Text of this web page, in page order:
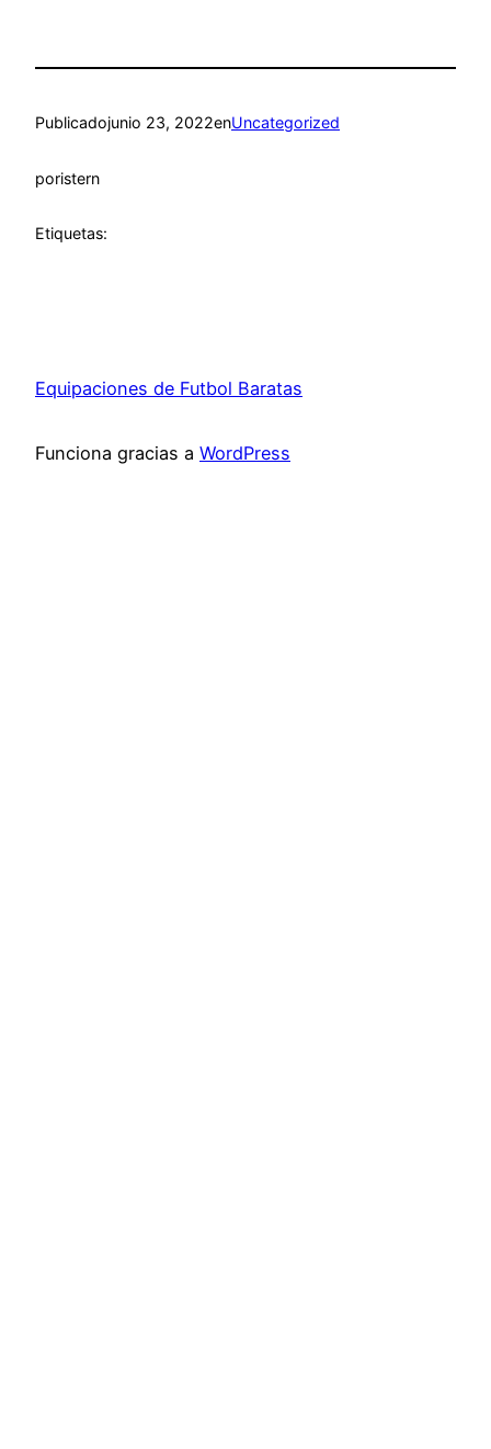
Publicadojunio 23, 2022enUncategorized
poristern
Etiquetas:
Equipaciones de Futbol Baratas
Funciona gracias a WordPress